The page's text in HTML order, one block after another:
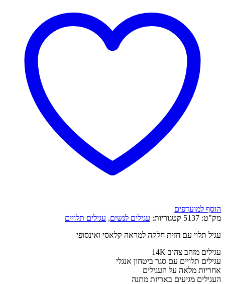
הוסף למועדפים
מק"ט: 5137 קטגוריות: עגילים לנשים, עגילים תלויים
עגיל תלוי עם חזית חלקה למראה קלאסי ואינסופי
עגילים מזהב צהוב 14K
עגילים תלויים עם סגר ביטחון אנגלי
אחריות מלאה על העגילים
העגילים מגיעים באריזת מתנה